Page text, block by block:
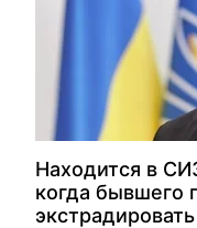
Находится в
когда бывшего